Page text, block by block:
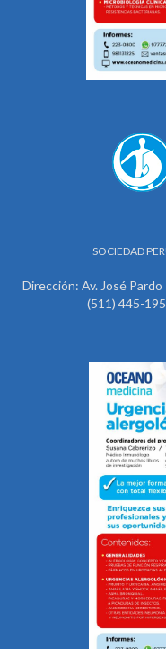
SOCIEDAD
Dirección: Av. José
(511) 445-